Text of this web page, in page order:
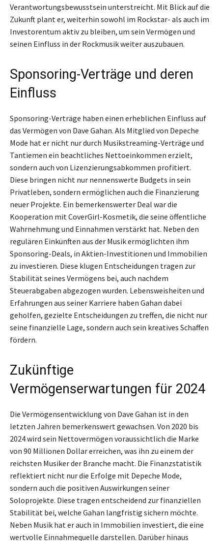
Verantwortungsbewusstsein unterstreicht. Mit Blick auf die
Zukunft plant er, weiterhin sowohl im Rockstar- als auch im
Investorentum aktiv zu bleiben, um sein Vermögen und
seinen Einfluss in der Rockmusik weiter auszubauen.
Sponsoring-Verträge und deren
Einfluss
Sponsoring-Verträge haben einen erheblichen Einfluss auf
das Vermögen von Dave Gahan. Als Mitglied von Depeche
Mode hat er nicht nur durch Musikstreaming-Verträge und
Tantiemen ein beachtliches Nettoeinkommen erzielt,
sondern auch von Lizenzierungsabkommen profitiert.
Diese bringen nicht nur nennenswerte Budgets in sein
Privatleben, sondern ermöglichen auch die Finanzierung
neuer Projekte. Ein bemerkenswerter Deal war die
Kooperation mit CoverGirl-Kosmetik, die seine öffentliche
Wahrnehmung und Einnahmen verstärkt hat. Neben den
regulären Einkünften aus der Musik ermöglichten ihm
Sponsoring-Deals, in Aktien-Investitionen und Immobilien
zu investieren. Diese klugen Entscheidungen tragen zur
Stabilität seines Vermögens bei, auch nachdem
Steuerabgaben abgezogen wurden. Lebensweisheiten und
Erfahrungen aus seiner Karriere haben Gahan dabei
geholfen, gezielte Entscheidungen zu treffen, die nicht nur
seine finanzielle Lage, sondern auch sein kreatives Schaffen
fördern.
Zukünftige
Vermögenserwartungen für 2024
Die Vermögensentwicklung von Dave Gahan ist in den
letzten Jahren bemerkenswert gewachsen. Von 2020 bis
2024 wird sein Nettovermögen voraussichtlich die Marke
von 90 Millionen Dollar erreichen, was ihn zu einem der
reichsten Musiker der Branche macht. Die Finanzstatistik
reflektiert nicht nur die Erfolge mit Depeche Mode,
sondern auch die positiven Auswirkungen seiner
Soloprojekte. Diese tragen entscheidend zur finanziellen
Stabilität bei, welche Gahan langfristig sichern möchte.
Neben Musik hat er auch in Immobilien investiert, die eine
wertvolle Einnahmequelle darstellen. Darüber hinaus